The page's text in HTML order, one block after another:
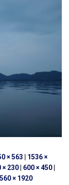
× 563 | 1536 ×
× 230| 600 × 450|
× 1920